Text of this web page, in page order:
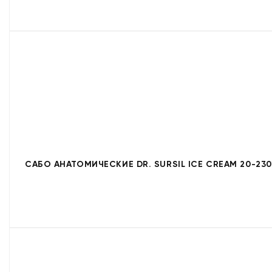
САБО АНАТОМИЧЕСКИЕ DR. SURSIL ICE CREAM 20-